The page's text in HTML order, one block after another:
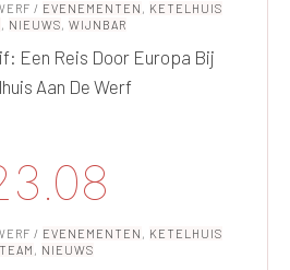
/ EVENEMENTEN , KETELHUIS
, NIEUWS, WIJNBAR
Een Reis Door Europa Bij
Aan De Werf
/ EVENEMENTEN , KETELHUIS
TEAM , NIEUWS